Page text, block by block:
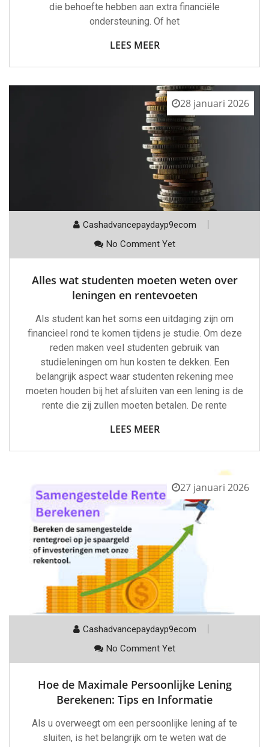
die behoefte hebben aan extra financiële
ondersteuning. Of het
LEES MEER
28 januari 2026
Cashadvancepaydayp9ecom
No Comment Yet
Alles wat studenten moeten weten over
leningen en rentevoeten
Als student kan het soms een uitdaging zijn om
financieel rond te komen tijdens je studie. Om deze
reden maken veel studenten gebruik van
studieleningen om hun kosten te dekken. Een
belangrijk aspect waar studenten rekening mee
moeten houden bij het afsluiten van een lening is de
rente die zij zullen moeten betalen. De rente
LEES MEER
27 januari 2026
Cashadvancepaydayp9ecom
No Comment Yet
Hoe de Maximale Persoonlijke Lening
Berekenen: Tips en Informatie
Als u overweegt om een persoonlijke lening af te
sluiten, is het belangrijk om te weten wat de